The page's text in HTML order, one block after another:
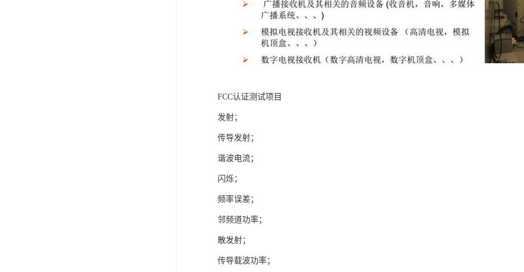
FCC认证测试项目
发射；
传导发射；
谐波电流；
闪烁；
频率误差；
邻频道功率；
散发射；
传导载波功率；